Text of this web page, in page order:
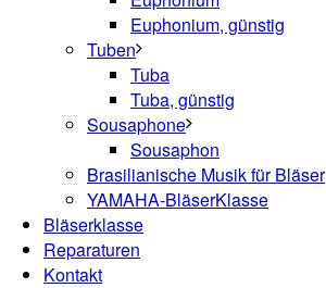
Euphonium, günstig
Tuben
Tuba
Tuba, günstig
Sousaphone
Sousaphon
Brasilianische Musik für Bläser
YAMAHA-BläserKlasse
Bläserklasse
Reparaturen
Kontakt